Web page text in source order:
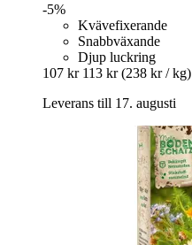
-5%
Kvävefixerande
Snabbväxande
Djup luckring
107 kr 113 kr (238 kr / kg)
Leverans till 17. augusti